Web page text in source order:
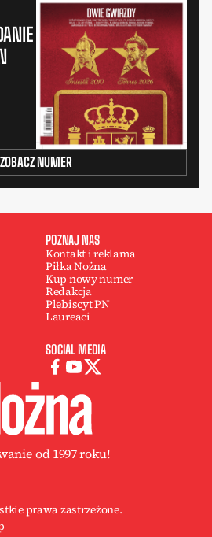
ZOBACZ NUMER
POZNAJ NAS
Kontakt i reklama
Piłka Nożna
Kup nowy numer
Redakcja
Plebiscyt PN
Laureaci
SOCIAL MEDIA
od 1997 roku!
prawa zastrzeżone.